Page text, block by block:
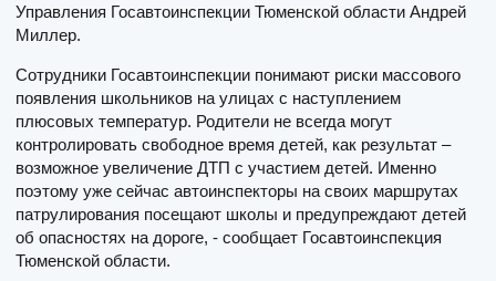
Управления Госавтоинспекции Тюменской области Андрей
Миллер.
Сотрудники Госавтоинспекции понимают риски массового
появления школьников на улицах с наступлением
плюсовых температур. Родители не всегда могут
контролировать свободное время детей, как результат –
возможное увеличение ДТП с участием детей. Именно
поэтому уже сейчас автоинспекторы на своих маршрутах
патрулирования посещают школы и предупреждают детей
об опасностях на дороге, - сообщает Госавтоинспекция
Тюменской области.